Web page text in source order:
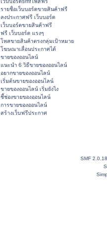
รายชื่อเว็บบอร์ดขายสินค้าฟรี
ลงประกาศฟรี เว็บบอร์ด
เว็บบอร์ดขายสินค้าฟรี
ฟรี เว็บบอร์ด แรงๆ
โพสขายสินค้าตรงกลุ่มเป้าหมาย
โฆษณาเลื่อนประกาศได้
ขายของออนไลน์
แนะนำ 6 วิธีขายของออนไลน์
อยากขายของออนไลน์
เริ่มต้นขายของออนไลน์
ขายของออนไลน์ เริ่มยังไง
ชี้ช่องขายของออนไลน์
การขายของออนไลน์
สร้างเว็บฟรีประกาศ
SMF 2.0.18